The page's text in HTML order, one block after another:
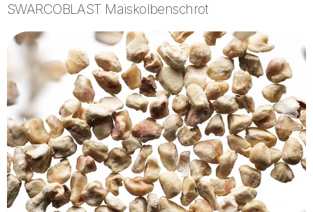
SWARCOBLAST Maiskolbenschrot